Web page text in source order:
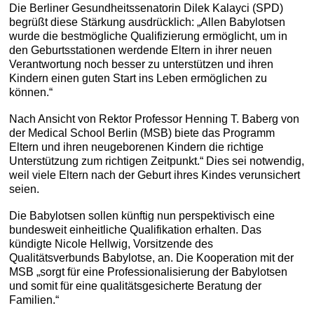
Die Berliner Gesundheitssenatorin Dilek Kalayci (SPD)
begrüßt diese Stärkung ausdrücklich: „Allen Babylotsen
wurde die bestmögliche Qualifizierung ermöglicht, um in
den Geburtsstationen werdende Eltern in ihrer neuen
Verantwortung noch besser zu unterstützen und ihren
Kindern einen guten Start ins Leben ermöglichen zu
können.“
Nach Ansicht von Rektor Professor Henning T. Baberg von
der Medical School Berlin (MSB) biete das Programm
Eltern und ihren neugeborenen Kindern die richtige
Unterstützung zum richtigen Zeitpunkt.“ Dies sei notwendig,
weil viele Eltern nach der Geburt ihres Kindes verunsichert
seien.
Die Babylotsen sollen künftig nun perspektivisch eine
bundesweit einheitliche Qualifikation erhalten. Das
kündigte Nicole Hellwig, Vorsitzende des
Qualitätsverbunds Babylotse, an. Die Kooperation mit der
MSB „sorgt für eine Professionalisierung der Babylotsen
und somit für eine qualitätsgesicherte Beratung der
Familien.“